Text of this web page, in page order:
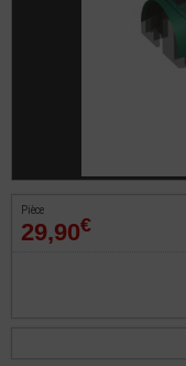
Pièce
29,90€